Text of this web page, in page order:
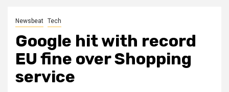
Newsbeat Tech
Google hit with record
EU fine over Shopping
service